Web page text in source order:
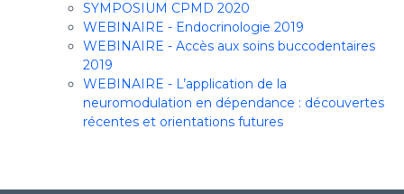
SYMPOSIUM CPMD 2020
WEBINAIRE - Endocrinologie 2019
WEBINAIRE - Accès aux soins buccodentaires
2019
WEBINAIRE - L’application de la
neuromodulation en dépendance : découvertes
récentes et orientations futures